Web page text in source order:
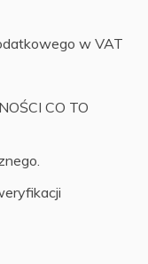
w VAT
CO TO